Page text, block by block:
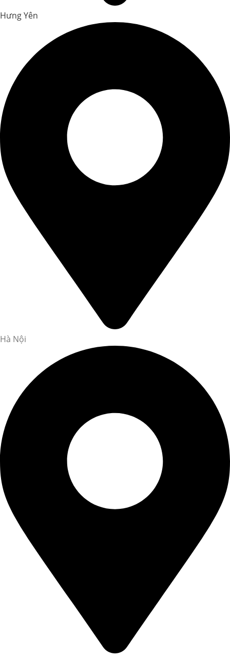
Hưng Yên
Hà Nội